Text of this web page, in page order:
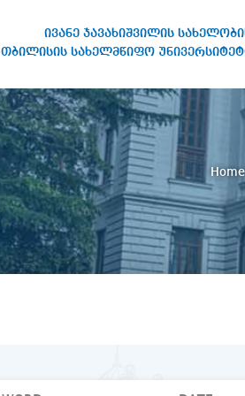
ივანე ჯავახიშვილის
თბილისის სახელმწიფო
Home